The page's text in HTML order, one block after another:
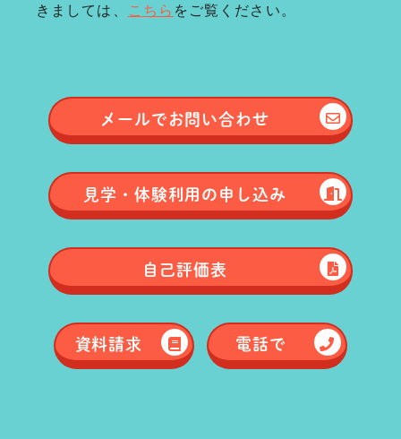
きましては、
こちら をご覧ください。
メールでお問い合わせ
見学・体験利用の申し込み
自己評価表
資料請求 電話で